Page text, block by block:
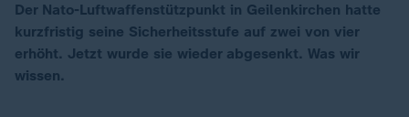
Der Nato-Luftwaffenstützpunkt in Geilenkirchen hatte
kurzfristig seine Sicherheitsstufe auf zwei von vier
erhöht. Jetzt wurde sie wieder abgesenkt. Was wir
wissen.